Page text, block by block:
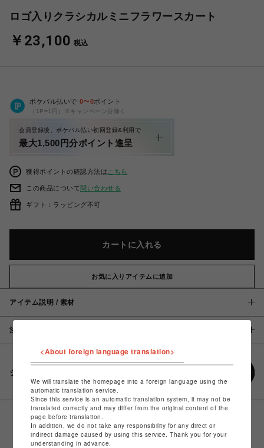
ロゴ入りクラシカルミニフラワースカート
￥23,100 税込
ポケパル払いで 0〜0ポイント
（1P=1円）※キャンペーン分除く
会員登録後、ポケパル払い初回登録&利用で
最大1,500円分ポイント進呈
獲得ポイントの確認方法は こちら
この商品について問い合わせる
ギフト：ラッピング不可
カートに入れる
お気に入りアイテムに追加
アイテム説明 / 素材
注意事項
シェアする
<About foreign language translation>
We will translate the homepage into a foreign language using the
automatic translation service.
Since this service is an automatic translation system, it may not be
translated correctly and may differ from the original content of the
page before translation.
In addition, we do not take any responsibility for any direct or
indirect damage caused by using this service. Thank you for your
understanding in advance.